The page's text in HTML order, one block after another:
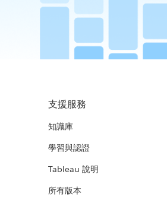
支援服務
知識庫
學習與認證
Tableau 說明
所有版本